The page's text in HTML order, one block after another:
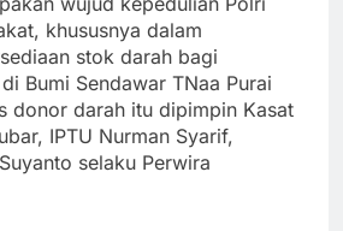
khususnya dalam
stok darah bagi
Bumi Sendawar TNaa Purai
donor darah itu dipimpin Kasat
IPTU Nurman Syarif,
selaku Perwira